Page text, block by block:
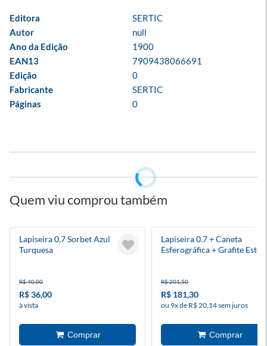
Editora
SERTIC
Autor
null
Ano da Edição
1900
EAN13
7909438066691
Edição
0
Fabricante
SERTIC
Páginas
0
Quem viu comprou também
Lapiseira 0,7 Sorbet Azul
Turquesa
R$ 40,00
R$ 36,00
à vista
Lapiseira 0.7 + Caneta
Esferográfica + Grafite
R$ 201,50
R$ 181,30
ou 9x de R$ 20,14 sem juros